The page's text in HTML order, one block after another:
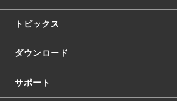
トピックス
ダウンロード
サポート